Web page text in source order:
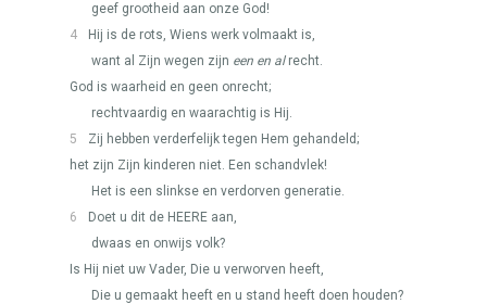
geef grootheid aan onze God!
4
Hij is de rots, Wiens werk volmaakt is,
want al Zijn wegen zijn een en alrecht.
God is waarheid en geen onrecht;
rechtvaardig en waarachtig is Hij.
5
Zij hebben verderfelijk tegen Hem gehandeld;
het zijn Zijn kinderen niet. Een schandvlek!
Het is een slinkse en verdorven generatie.
6
Doet u dit de HEERE aan,
dwaas en onwijs volk?
Is Hij niet uw Vader, Die u verworven heeft,
Die u gemaakt heeft en u stand heeft doen houden?